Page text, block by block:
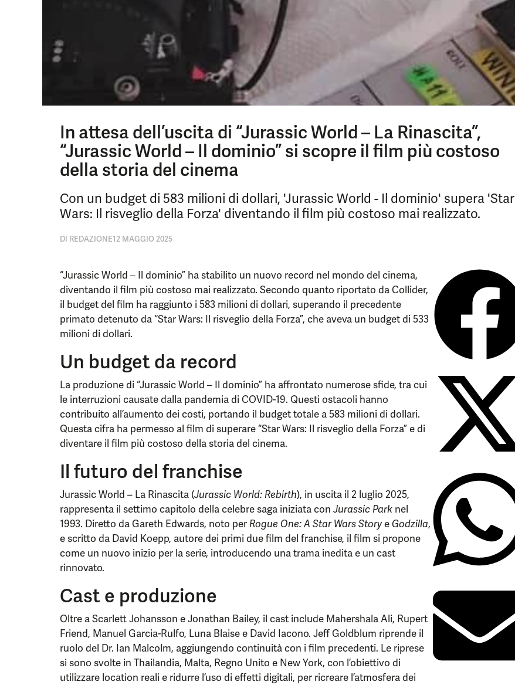
In attesa dell’uscita di “Jurassic World – La Rinascita”,
“Jurassic World – Il dominio” si scopre il film più costoso
della storia del cinema
Con un budget di 583 milioni di dollari, 'Jurassic World - Il dominio' supera 'Star
Wars: Il risveglio della Forza' diventando il film più costoso mai realizzato.
DI REDAZIONE12 MAGGIO 2025
“Jurassic World – Il dominio” ha stabilito un nuovo record nel mondo del cinema,
diventando il film più costoso mai realizzato. Secondo quanto riportato da Collider,
il budget del film ha raggiunto i 583 milioni di dollari, superando il precedente
primato detenuto da “Star Wars: Il risveglio della Forza”, che aveva un budget di 533
milioni di dollari.
Un budget da record
La produzione di “Jurassic World – Il dominio” ha affrontato numerose sfide, tra cui
le interruzioni causate dalla pandemia di COVID-19. Questi ostacoli hanno
contribuito all’aumento dei costi, portando il budget totale a 583 milioni di dollari.
Questa cifra ha permesso al film di superare “Star Wars: Il risveglio della Forza” e di
diventare il film più costoso della storia del cinema.
Il futuro del franchise
Jurassic World – La Rinascita (Jurassic World: Rebirth), in uscita il 2 luglio 2025,
rappresenta il settimo capitolo della celebre saga iniziata con Jurassic Park nel
1993. Diretto da Gareth Edwards, noto per Rogue One: A Star Wars StoryeGodzilla,
e scritto da David Koepp, autore dei primi due film del franchise, il film si propone
come un nuovo inizio per la serie, introducendo una trama inedita e un cast
rinnovato.
Cast e produzione
Oltre a Scarlett Johansson e Jonathan Bailey, il cast include Mahershala Ali, Rupert
Friend, Manuel Garcia-Rulfo, Luna Blaise e David Iacono. Jeff Goldblum riprende il
ruolo del Dr. Ian Malcolm, aggiungendo continuità con i film precedenti. Le riprese
si sono svolte in Thailandia, Malta, Regno Unito e New York, con l’obiettivo di
utilizzare location reali e ridurre l’uso di effetti digitali, per ricreare l’atmosfera dei